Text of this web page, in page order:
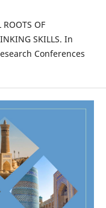
OF
SKILLS. In
Conferences